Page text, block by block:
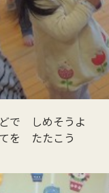
で しめそうよ
たたこう